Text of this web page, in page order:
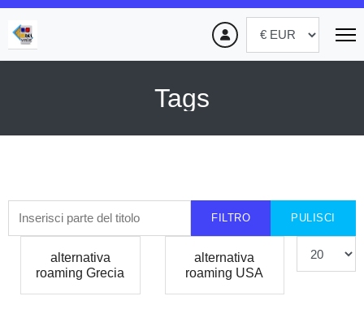
Tags
FILTRO PULISCI
alternativa
roaming Grecia
alternativa
roaming USA